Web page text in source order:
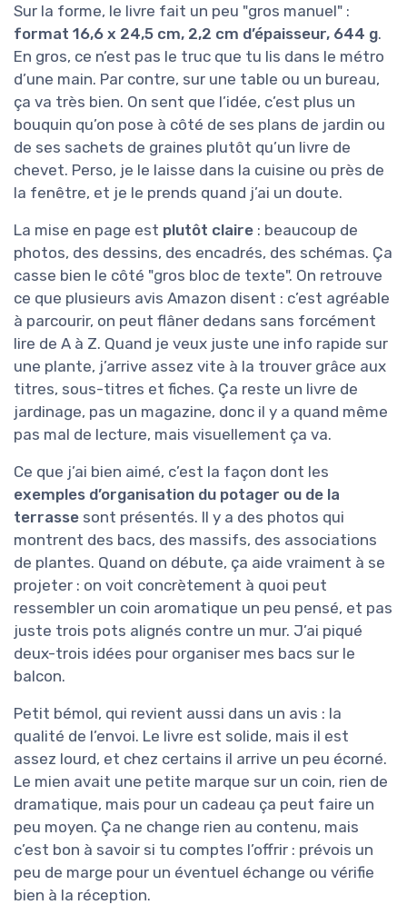
Sur la forme, le livre fait un peu "gros manuel" :
format 16,6 x 24,5 cm, 2,2 cm d’épaisseur, 644 g.
En gros, ce n’est pas le truc que tu lis dans le métro
d’une main. Par contre, sur une table ou un bureau,
ça va très bien. On sent que l’idée, c’est plus un
bouquin qu’on pose à côté de ses plans de jardin ou
de ses sachets de graines plutôt qu’un livre de
chevet. Perso, je le laisse dans la cuisine ou près de
la fenêtre, et je le prends quand j’ai un doute.
La mise en page est plutôt claire : beaucoup de
photos, des dessins, des encadrés, des schémas. Ça
casse bien le côté "gros bloc de texte". On retrouve
ce que plusieurs avis Amazon disent : c’est agréable
à parcourir, on peut flâner dedans sans forcément
lire de A à Z. Quand je veux juste une info rapide sur
une plante, j’arrive assez vite à la trouver grâce aux
titres, sous-titres et fiches. Ça reste un livre de
jardinage, pas un magazine, donc il y a quand même
pas mal de lecture, mais visuellement ça va.
Ce que j’ai bien aimé, c’est la façon dont les
exemples d’organisation du potager ou de la
terrasse sont présentés. Il y a des photos qui
montrent des bacs, des massifs, des associations
de plantes. Quand on débute, ça aide vraiment à se
projeter : on voit concrètement à quoi peut
ressembler un coin aromatique un peu pensé, et pas
juste trois pots alignés contre un mur. J’ai piqué
deux-trois idées pour organiser mes bacs sur le
balcon.
Petit bémol, qui revient aussi dans un avis : la
qualité de l’envoi. Le livre est solide, mais il est
assez lourd, et chez certains il arrive un peu écorné.
Le mien avait une petite marque sur un coin, rien de
dramatique, mais pour un cadeau ça peut faire un
peu moyen. Ça ne change rien au contenu, mais
c’est bon à savoir si tu comptes l’offrir : prévois un
peu de marge pour un éventuel échange ou vérifie
bien à la réception.